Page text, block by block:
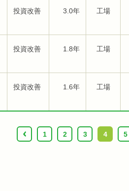
投資改善 3.0年 工場
投資改善 1.8年 工場
投資改善 1.6年 工場
‹ 1 2 3 4 5